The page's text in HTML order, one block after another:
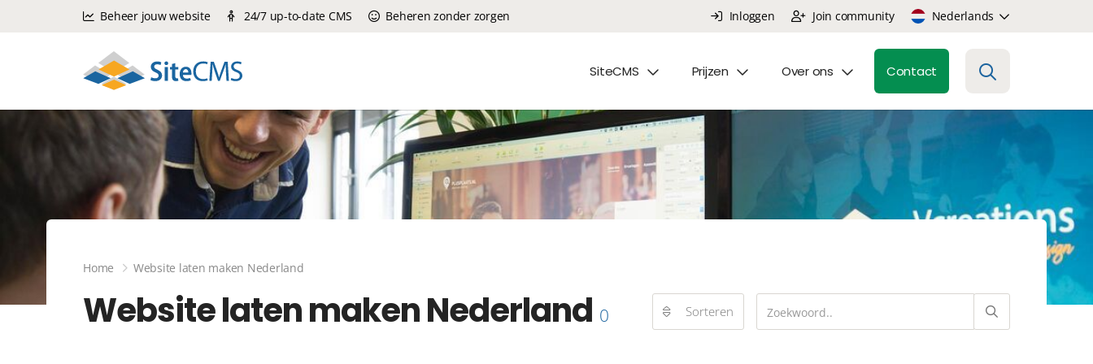
Home Website laten maken Nederland
Website laten maken Nederland 0 Sorteren
Beheer jouw website 24/7 up-to-date CMS Beheren zonder zorgen Inloggen Join community Nederlands
SiteCMS Prijzen Over ons Contact